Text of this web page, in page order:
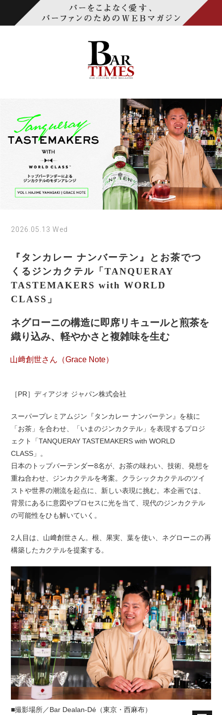
2026.05.13 Wed
『タンカレー ナンバーテン』とお茶でつ
くるジンカクテル「TANQUERAY
TASTEMAKERS with WORLD
CLASS」
ネグローニの構造に即席リキュールと煎茶を
織り込み、軽やかさと複雑味を生む
山﨑創世さん（Grace Note）
［PR］ディアジオ ジャパン株式会社
スーパープレミアムジン『タンカレー ナンバーテン』を核に
「お茶」を合わせ、「いまのジンカクテル」を表現するプロジ
ェクト「TANQUERAY TASTEMAKERS with WORLD
CLASS」。
日本のトップバーテンダー8名が、お茶の味わい、技術、発想を
重ね合わせ、ジンカクテルを考案。クラシックカクテルのツイ
ストや世界の潮流を起点に、新しい表現に挑む。本企画では、
背景にあるに意図やプロセスに光を当て、現代のジンカクテル
の可能性をひも解いていく。
2人目は、山﨑創世さん。根、果実、葉を使い、ネグローニの再
構築したカクテルを提案する。
■撮影場所／Bar Dealan-Dé（東京・西麻布）